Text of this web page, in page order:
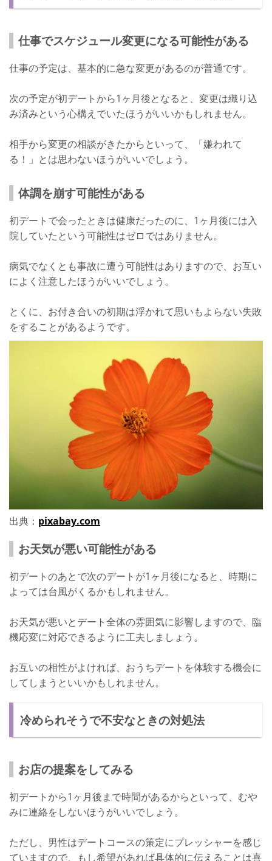
仕事でスケジュール変更になる可能性がある
仕事の予定は、基本的に急な変更があるのが普通です。
次の予定が初デートから1ヶ月後となると、変更は織り込
み済みという心構えでいたほうがいいかもしれません。
相手から変更の相談がきたからといって、「嫌われて
る！」とは思わないほうがいいでしょう。
体調を崩す可能性がある
初デートで会ったときは健康だったのに、1ヶ月後には入
院していたという可能性はゼロではありません。
病気でなくとも事故に遭う可能性はありますので、お互い
によく注意したほうがいいでしょう。
とくに、お付き合いの初期は浮かれて思いもよらない失敗
をすることがあるようです。
出典： pixabay.com
お天気が悪い可能性がある
初デートのあとで次のデートが1ヶ月後になると、時期に
よっては台風がくるかもしれません。
お天気が悪いとデート全体の雰囲気に影響しますので、臨
機応変に対応できるように工夫しましょう。
お互いの相性がよければ、おうちデートを体験する機会に
してしまうといいかもしれません。
冷められそうで不安なときの対処法
お店の提案をしてみる
初デートから1ヶ月後まで時間があるからといって、むや
みに連絡をしないほうがいいでしょう。
ただし、男性はデートコースの策定にプレッシャーを感じ
ていますので、もし希望があれば具体的に伝えることは喜